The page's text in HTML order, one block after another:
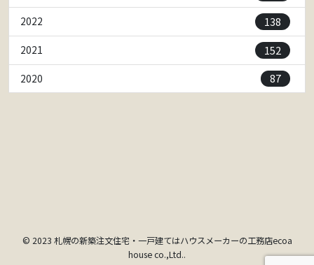
2022 138
2021 152
2020 87
© 2023 札幌の新築注文住宅・一戸建てはハウスメーカーの工務店ecoa
house co.,Ltd..